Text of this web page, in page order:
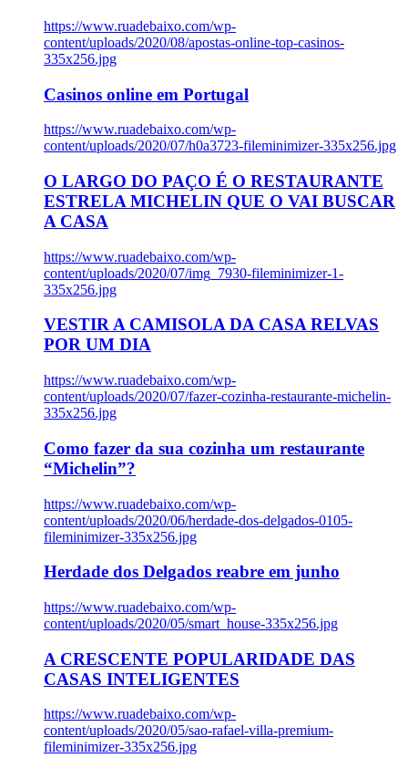
https://www.ruadebaixo.com/wp-
content/uploads/2020/08/apostas-online-top-casinos-
335x256.jpg
Casinos online em Portugal
https://www.ruadebaixo.com/wp-
content/uploads/2020/07/h0a3723-fileminimizer-335x256.jpg
O LARGO DO PAÇO É O RESTAURANTE
ESTRELA MICHELIN QUE O VAI BUSCAR
A CASA
https://www.ruadebaixo.com/wp-
content/uploads/2020/07/img_7930-fileminimizer-1-
335x256.jpg
VESTIR A CAMISOLA DA CASA RELVAS
POR UM DIA
https://www.ruadebaixo.com/wp-
content/uploads/2020/07/fazer-cozinha-restaurante-michelin-
335x256.jpg
Como fazer da sua cozinha um restaurante
“Michelin”?
https://www.ruadebaixo.com/wp-
content/uploads/2020/06/herdade-dos-delgados-0105-
fileminimizer-335x256.jpg
Herdade dos Delgados reabre em junho
https://www.ruadebaixo.com/wp-
content/uploads/2020/05/smart_house-335x256.jpg
A CRESCENTE POPULARIDADE DAS
CASAS INTELIGENTES
https://www.ruadebaixo.com/wp-
content/uploads/2020/05/sao-rafael-villa-premium-
fileminimizer-335x256.jpg